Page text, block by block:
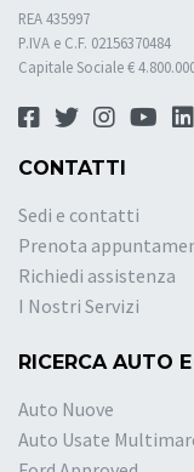
REA 435997
P.IVA e C.F. 02156370484
Capitale Sociale €
CONTATTI
Sedi e contatti
Prenota
Richiedi assistenza
I Nostri Servizi
RICERCA AUTO
Auto Nuove
Auto Usate